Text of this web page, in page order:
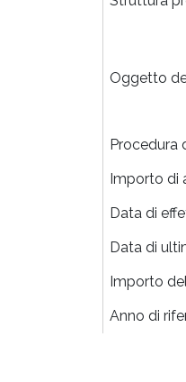
Oggetto
Procedura
Importo di
Data di
Data di
Importo
Anno di